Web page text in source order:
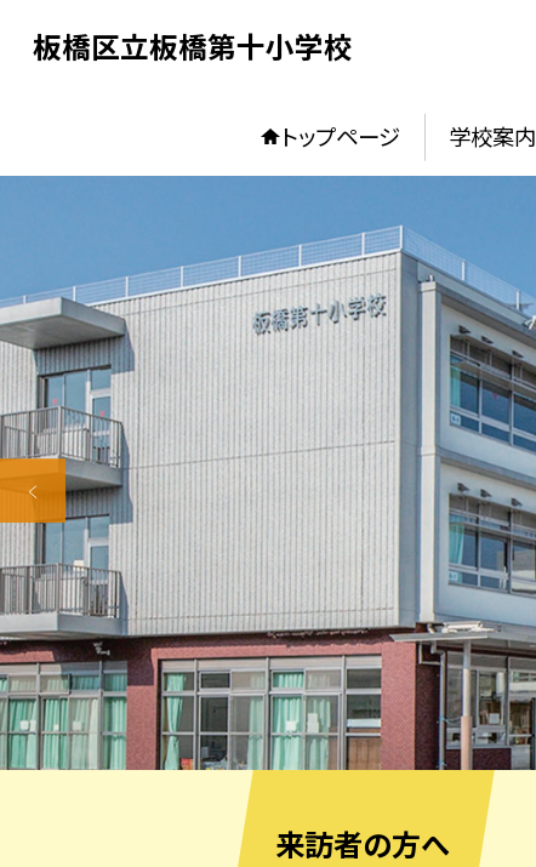
板橋区立板橋第十小学校
トップページ 学校案内
来訪者の方へ